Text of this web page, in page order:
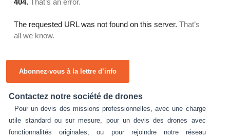
Abonnez-vous à la lettre d’info
Contactez notre société de drones
Pour un devis des missions professionnelles, avec une charge
utile standard ou sur mesure, pour un devis des drones avec
fonctionnalités originales, ou pour rejoindre notre réseau